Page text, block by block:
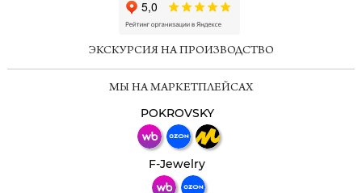
ЭКСКУРСИЯ НА ПРОИЗВОДСТВО
МЫ НА МАРКЕТПЛЕЙСАХ
POKROVSKY
F-Jewelry